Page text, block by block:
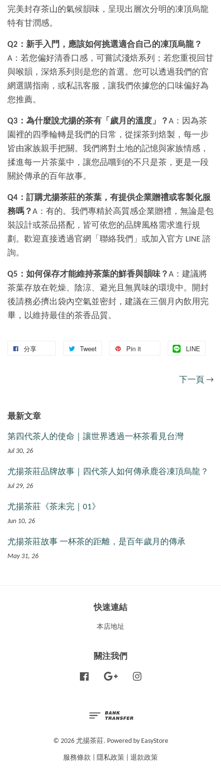
完美封存茶山的氣候韻味，呈現出層次分明的凍頂烏龍
特有甘潤感。
Q2：新手入門，應該如何挑選適合自己的凍頂烏龍？
A：若您偏好清香口感，可嘗試淺焙系列；若您重視回甘
與喉韻，深焙系列則是您的首選。您可以透過我們的官
網選購指南，或私訊客服，讓我們依據您的口味偏好為
您推薦。
Q3：為什麼說尤揚的茶有「歲月的溫度」？ A：因為茶
園裡的四季輪轉是我們的日常，從採茶到焙製，每一步
皆由家族親手把關。我們將對土地的記憶與家族情感，
揉進每一片茶葉中，讓您品嚐到的不只是茶，更是一段
關於傳承的百年故事。
Q4：訂購尤揚茶莊的茶葉，有提供企業贈禮或客製化服
務嗎？ A：有的。我們專精於高質感企業贈禮，無論是包
裝設計或茶品搭配，皆可依您的品牌風格需求進行規
劃。歡迎直接透過官網「聯絡我們」或加入官方 LINE 諮
詢。
Q5：如何保存才能維持茶葉的鮮香與韻味？ A：建議將
茶葉存放在乾燥、陰涼、避光且無異味的環境中。開封
後請務必擠出袋內空氣並密封，建議在三個月內飲用完
畢，以維持最佳的茶香品質。
分享 Tweet Pin it LINE
下一頁 →
最新文章
第四代茶人的使命｜讓世界透過一杯茶看見台灣
Jul 30, 26
尤揚茶莊品牌故事｜四代茶人如何傳承鹿谷凍頂烏龍？
Jul 29, 26
尤揚茶莊《茶未完｜01》
Jun 10, 26
尤揚茶莊故事 一杯茶的距離，是百年歲月的傳承
May 31, 26
快速連結
本店地址
關注我們
Facebook Google
© 2026 尤揚茶莊. Powered by EasyStore
服務條款 隱私政策 退款政策